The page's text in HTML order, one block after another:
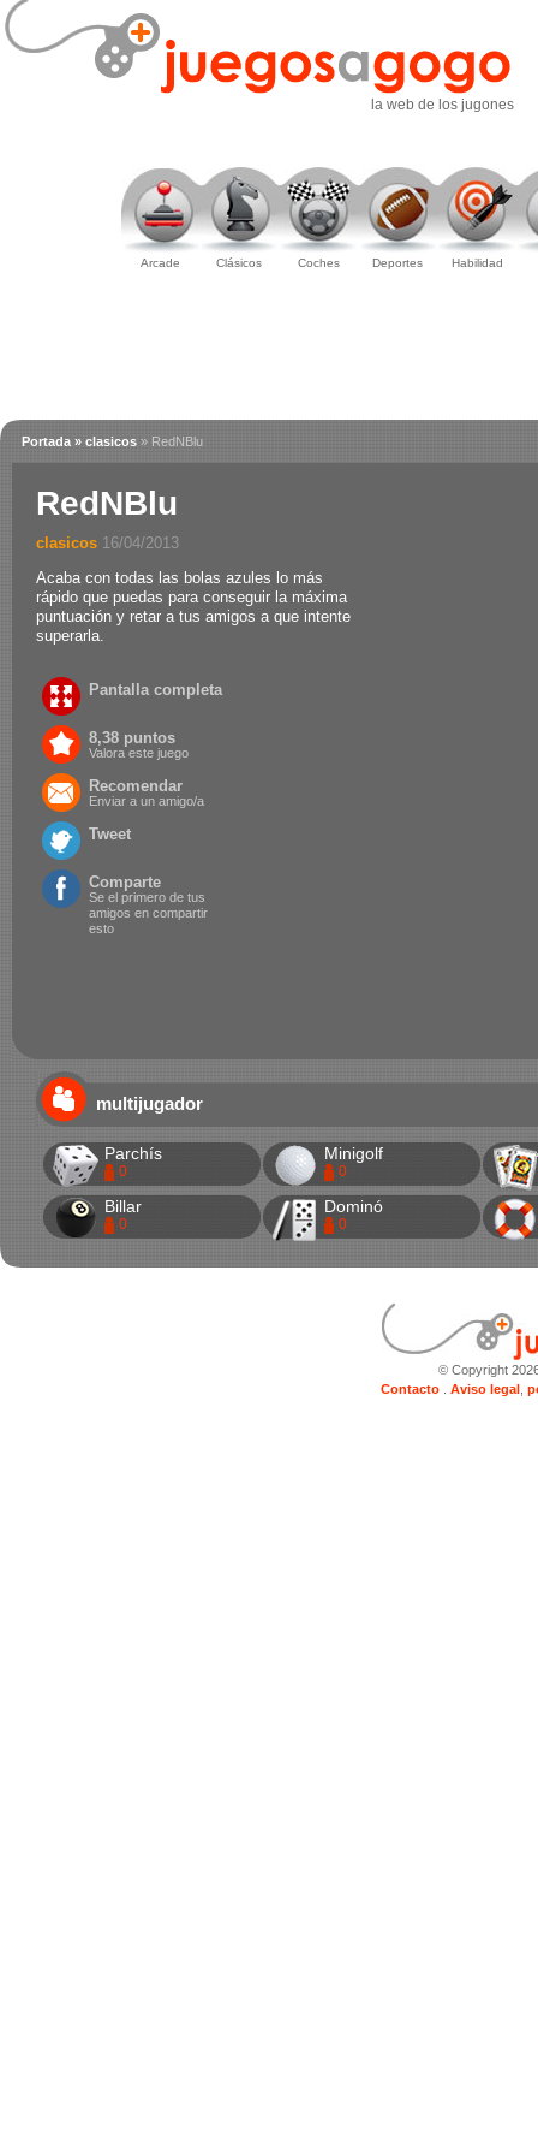
la web de los jugones
Arcade Clásicos Coches Deportes Habilidad
Portada » clasicos » RedNBlu
RedNBlu
clasicos 16/04/2013
Acaba con todas las bolas azules lo más
rápido que puedas para conseguir la máxima
puntuación y retar a tus amigos a que intente
superarla.
Pantalla completa
8,38 puntos
Valora este juego
Recomendar
Enviar a un amigo/a
Tweet
Comparte
Se el primero de tus
amigos en compartir
esto
multijugador
Parchís
0
Billar
0
Minigolf
0
Dominó
0
© Copyright
Contacto
Aviso legal